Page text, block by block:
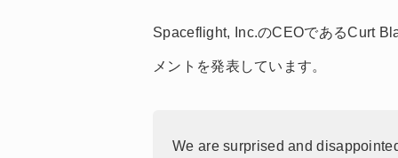
Spaceflight, Inc.のCEOであるCurt
メントを発表しています。
We are surprised and